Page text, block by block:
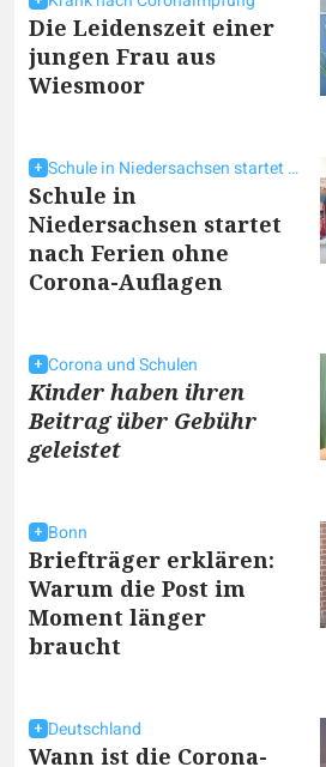
Die Leidenszeit einer
jungen Frau aus
Wiesmoor
Schule in Niedersachsen startet nach Ferien ohne Corona-Auflagen
Schule in
Niedersachsen startet
nach Ferien ohne
Corona-Auflagen
Corona und Schulen
Kinder haben ihren
Beitrag über Gebühr
geleistet
Bonn
Briefträger erklären:
Warum die Post im
Moment länger
braucht
Deutschland
Wann ist die Corona-